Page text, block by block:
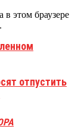
в этом браузере
отпустить